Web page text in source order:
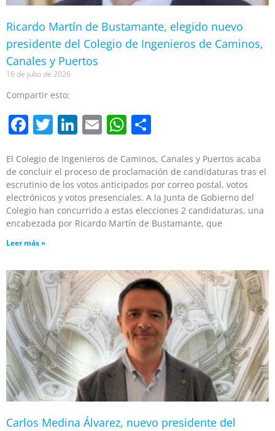
Ricardo Martín de Bustamante, elegido nuevo
presidente del Colegio de Ingenieros de Caminos,
Canales y Puertos
16 de julio de 2026
Compartir esto:
Facebook
Twitter
LinkedIn
EmailWhatsApp
El Colegio de Ingenieros de Caminos, Canales y Puertos acaba
de concluir el proceso de proclamación de candidaturas tras el
escrutinio de los votos anticipados por correo postal, votos
electrónicos y votos presenciales. A la Junta de Gobierno del
Colegio han concurrido a estas elecciones 2 candidaturas, una
encabezada por Ricardo Martín de Bustamante, que
Leer más »
Carlos Medina Álvarez, nuevo presidente del